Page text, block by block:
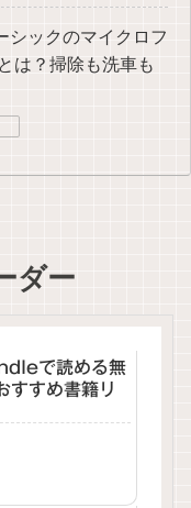
シックのマイクロフ
は？掃除も洗車も
ダー
で読める無
すすめ書籍リ